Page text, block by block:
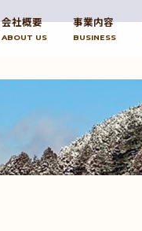
会社概要
ABOUT US
事業内容
BUSINESS